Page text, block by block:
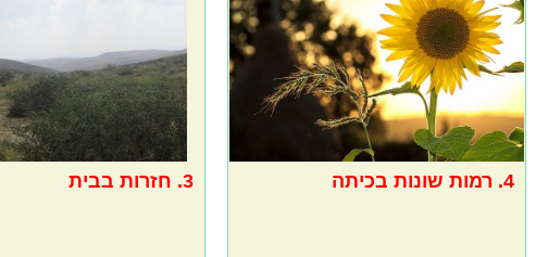
4. רמות שונות בכיתה 3. חזרות בבית